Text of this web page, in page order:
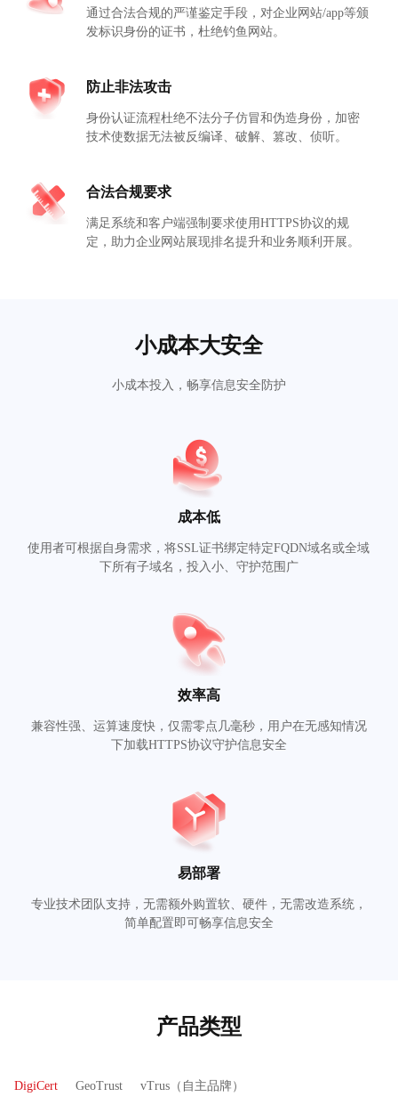
通过合法合规的严谨鉴定手段，对企业网站/app等颁
发标识身份的证书，杜绝钓鱼网站。
防止非法攻击
身份认证流程杜绝不法分子仿冒和伪造身份，加密
技术使数据无法被反编译、破解、篡改、侦听。
合法合规要求
满足系统和客户端强制要求使用HTTPS协议的规
定，助力企业网站展现排名提升和业务顺利开展。
小成本大安全
小成本投入，畅享信息安全防护
成本低
使用者可根据自身需求，将SSL证书绑定特定FQDN域名或全域
下所有子域名，投入小、守护范围广
效率高
兼容性强、运算速度快，仅需零点几毫秒，用户在无感知情况
下加载HTTPS协议守护信息安全
易部署
专业技术团队支持，无需额外购置软、硬件，无需改造系统，
简单配置即可畅享信息安全
产品类型
DigiCert GeoTrust vTrus（自主品牌）